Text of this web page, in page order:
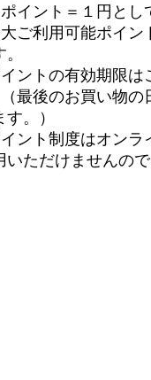
イント＝１円とし
ご利用可能ポイン
ントの有効期限は
後のお買い物の
す。）
ント制度はオン
いただけませんの